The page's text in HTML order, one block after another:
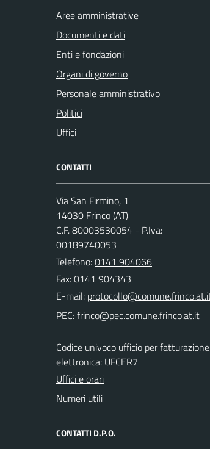
Aree amministrative
Documenti e dati
Enti e fondazioni
Organi di governo
Personale amministrativo
Politici
Uffici
CONTATTI
Via San Firmino, 1
14030 Frinco (AT)
C.F. 80003530054 - P.Iva:
00189740053
Telefono:0141 904066
Fax: 0141 904343
E-mail:
PEC:
Codice univoco ufficio per fatturazione
elettronica: UFCER7
Uffici e orari
Numeri utili
CONTATTI D.P.O.